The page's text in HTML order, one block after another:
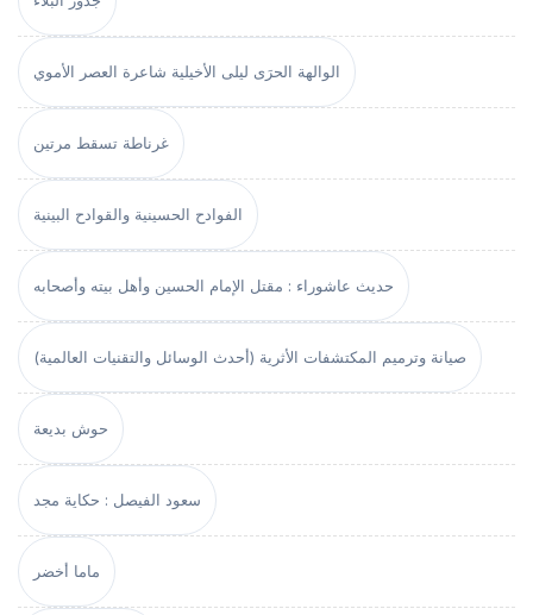
الوالهة الحرَى ليلى الأخيلية شاعرة العصر الأموي
غرناطة تسقط مرتين
الفوادح الحسينية والقوادح البينية
حديث عاشوراء : مقتل الإمام الحسين وأهل بيته وأصحابه
صيانة وترميم المكتشفات الأثرية (أحدث الوسائل والتقنيات العالمية)
حوش بديعة
سعود الفيصل : حكاية مجد
ماما أخضر